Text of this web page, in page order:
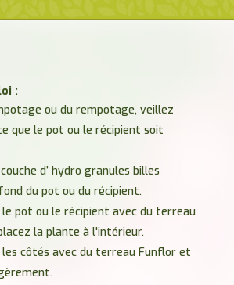
:
ou du rempotage, veillez
que le pot ou le récipient soit
d’ hydro granules billes
du pot ou du récipient.
le pot ou le récipient avec du terreau
la plante à l'intérieur.
les côtés avec du terreau Funflor et